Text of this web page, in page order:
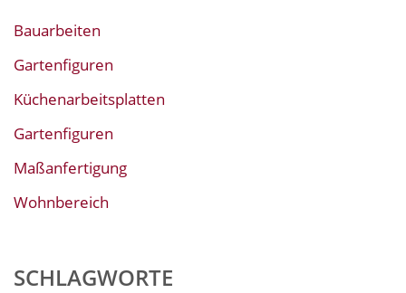
Bauarbeiten
Gartenfiguren
Küchenarbeitsplatten
Gartenfiguren
Maßanfertigung
Wohnbereich
SCHLAGWORTE